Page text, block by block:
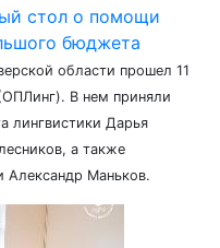
стол о помощи
бюджета
области прошел 11
В нем приняли
лингвистики Дарья
а также
Александр Маньков.